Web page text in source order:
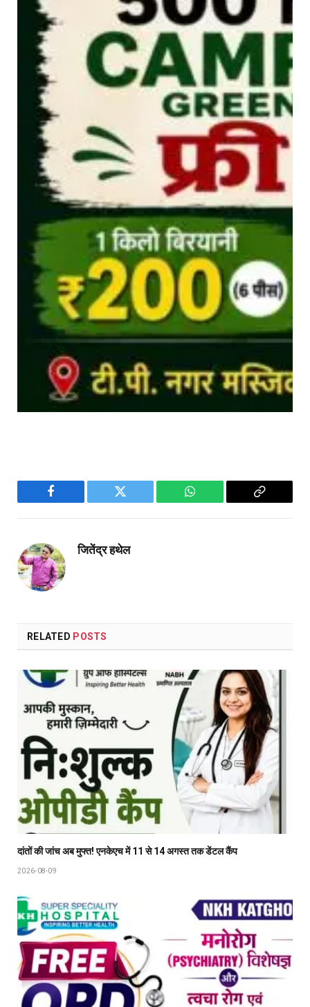
Facebook Twitter WhatsApp
Copy
जितेंद्र हथेल
RELATED POSTS
दांतों की जांच अब मुफ्त! एनकेएच में 11 से 14 अगस्त तक डेंटल कैंप
2026-08-09